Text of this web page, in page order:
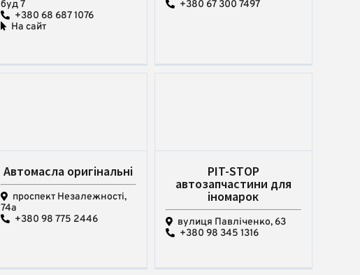
буд 7
+380 68 687 1076
На сайт
+380 67 300 7497
Автомасла оригінальні
проспект Незалежності,
74а
+380 98 775 2446
PIT-STOP
автозапчастини для
іномарок
вулиця Павліченко, 63
+380 98 345 1316